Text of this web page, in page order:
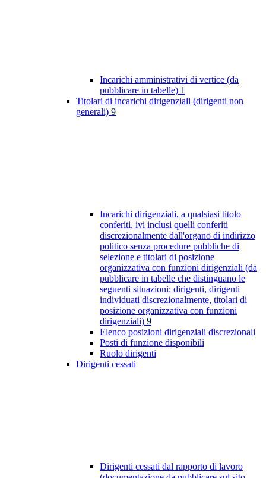
Incarichi amministrativi di vertice (da
pubblicare in tabelle) 1
Titolari di incarichi dirigenziali (dirigenti non
generali) 9
Incarichi dirigenziali, a qualsiasi titolo
conferiti, ivi inclusi quelli conferiti
discrezionalmente dall'organo di indirizzo
politico senza procedure pubbliche di
selezione e titolari di posizione
organizzativa con funzioni dirigenziali (da
pubblicare in tabelle che distinguano le
seguenti situazioni: dirigenti, dirigenti
individuati discrezionalmente, titolari di
posizione organizzativa con funzioni
dirigenziali) 9
Elenco posizioni dirigenziali discrezionali
Posti di funzione disponibili
Ruolo dirigenti
Dirigenti cessati
Dirigenti cessati dal rapporto di lavoro